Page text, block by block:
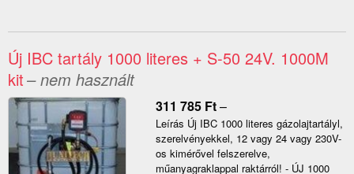
Új IBC tartály 1000 literes + S-50 24V. 1000M
kit– nem használt
311 785 Ft–
Leírás Új IBC 1000 literes gázolajtartályl,
szerelvényekkel, 12 vagy 24 vagy 230V-
os kimérővel felszerelve,
műanyagraklappal raktárról! - ÚJ 1000